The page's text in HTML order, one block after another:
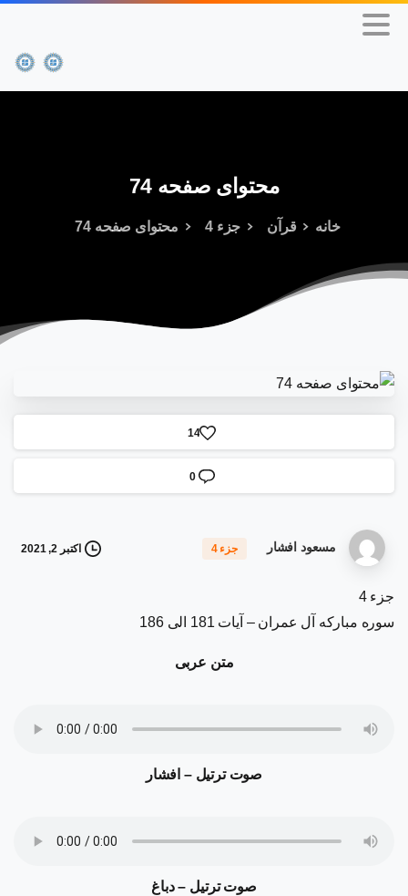
محتوای صفحه 74
خانه قرآن جزء 4 محتوای صفحه 74
14
0
مسعود افشار جزء 4 اکتبر 2, 2021
جزء 4
سوره مبارکه آل عمران – آیات 181 الی 186
متن عربی
صوت ترتیل – افشار
صوت ترتیل – دباغ